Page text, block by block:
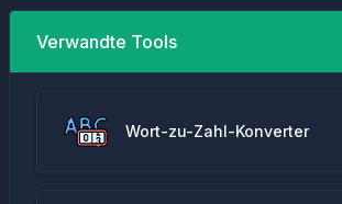
Verwandte Tools
Wort-zu-Zahl-Konverter